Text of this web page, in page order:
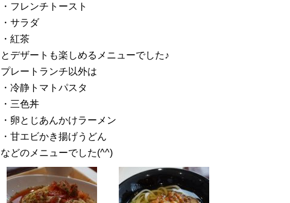
・フレンチトースト
・サラダ
・紅茶
とデザートも楽しめるメニューでした♪
プレートランチ以外は
・冷静トマトパスタ
・三色丼
・卵とじあんかけラーメン
・甘エビかき揚げうどん
などのメニューでした(^^)